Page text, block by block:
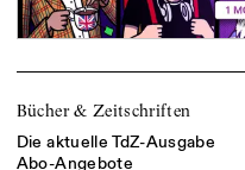
Bücher & Zeitschriften
Die aktuelle TdZ-Ausgabe
Abo-Angebote